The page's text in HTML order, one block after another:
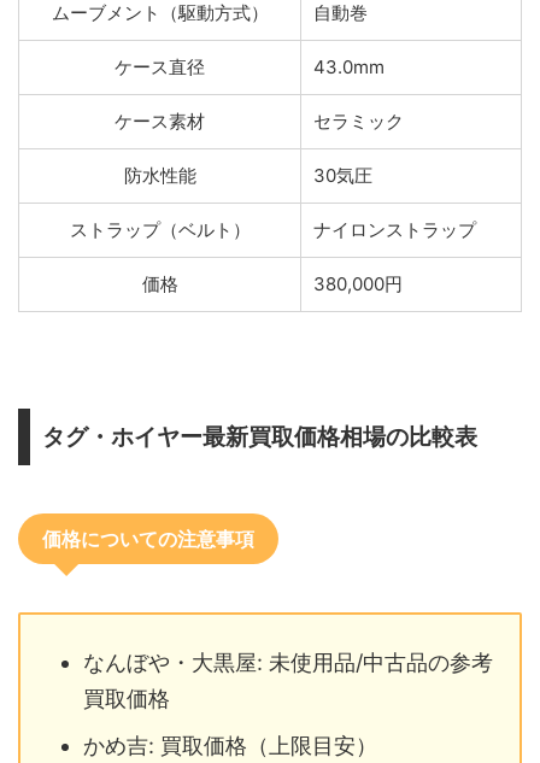
ムーブメント（駆動方式） 自動巻
ケース直径 43.0mm
ケース素材 セラミック
防水性能 30気圧
ストラップ（ベルト） ナイロンストラップ
価格 380,000円
タグ・ホイヤー最新買取価格相場の比較表
価格についての注意事項
なんぼや・大黒屋: 未使用品/中古品の参考
買取価格
かめ吉: 買取価格（上限目安）